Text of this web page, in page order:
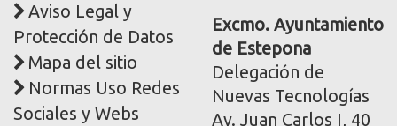
Aviso Legal y
Protección de Datos
Mapa del sitio
Normas Uso Redes
Sociales y Webs
corporativa
Excmo. Ayuntamiento
de Estepona
Delegación de
Nuevas Tecnologías
Av. Juan Carlos I, 40